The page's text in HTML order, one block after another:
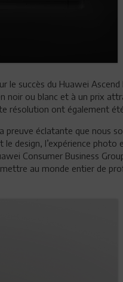
le succès du Huawei Ascend
noir ou blanc et à un prix
résolution ont également
preuve éclatante que nous
design, l’expérience photo
Consumer Business
au monde entier de